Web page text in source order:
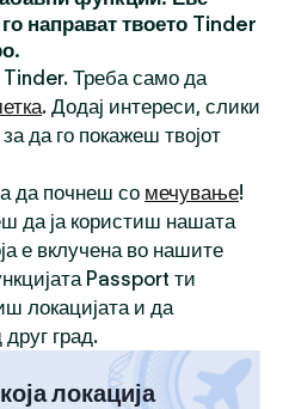
направат твоето Tinder
Треба само да
. Додај интереси, слики
да го покажеш твојот
да почнеш со мечување!
да ја користиш нашата
е вклучена во нашите
Passport ти
локацијата и да
град.
локација